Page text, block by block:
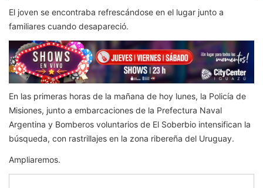
El joven se encontraba refrescándose en el lugar junto a
familiares cuando desapareció.
En las primeras horas de la mañana de hoy lunes, la Policía de
Misiones, junto a embarcaciones de la Prefectura Naval
Argentina y Bomberos voluntarios de El Soberbio intensifican la
búsqueda, con rastrillajes en la zona ribereña del Uruguay.
Ampliaremos.